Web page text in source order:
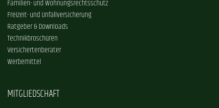
Familien- und Wohnungsrechtsschutz
Freizeit- und Unfallversicherung
Ratgeber & Downloads
Technikbroschüren
Versichertenberater
Werbemittel
MITGLIEDSCHAFT